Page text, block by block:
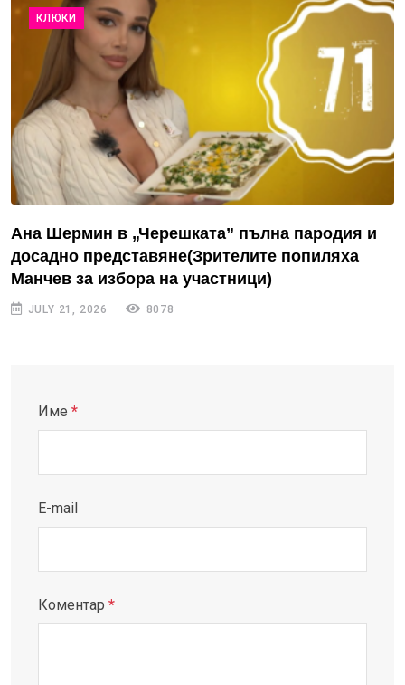
КЛЮКИ
Ана Шермин в „Черешката” пълна пародия и
досадно представяне(Зрителите попиляха
Манчев за избора на участници)
JULY 21, 2026 8078
Име *
E-mail
Коментар *